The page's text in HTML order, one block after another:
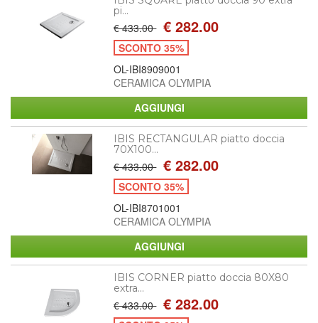
pi...
€ 433.00 € 282.00
SCONTO 35%
OL-IBI8909001
CERAMICA OLYMPIA
IBIS RECTANGULAR piatto doccia
70X100...
€ 433.00 € 282.00
SCONTO 35%
OL-IBI8701001
CERAMICA OLYMPIA
IBIS CORNER piatto doccia 80X80
extra...
€ 433.00 € 282.00